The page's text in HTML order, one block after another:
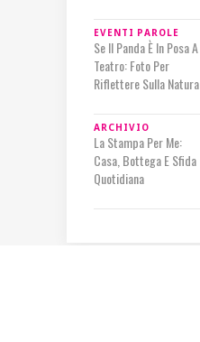
EVENTI PAROLE
Se Il Panda È In Posa A
Teatro: Foto Per
Riflettere Sulla Natura
ARCHIVIO
La Stampa Per Me:
Casa, Bottega E Sfida
Quotidiana